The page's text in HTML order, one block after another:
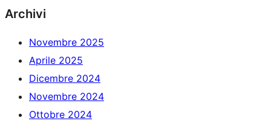
Archivi
Novembre 2025
Aprile 2025
Dicembre 2024
Novembre 2024
Ottobre 2024